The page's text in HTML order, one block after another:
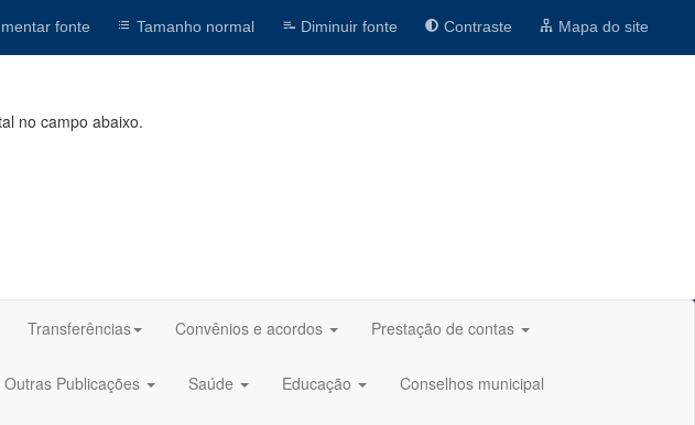
fonte Tamanho normal Diminuir fonte Contraste Mapa do site
no campo abaixo.
Transferências Convênios e acordos Prestação de contas
Outras Publicações Saúde Educação Conselhos municipal